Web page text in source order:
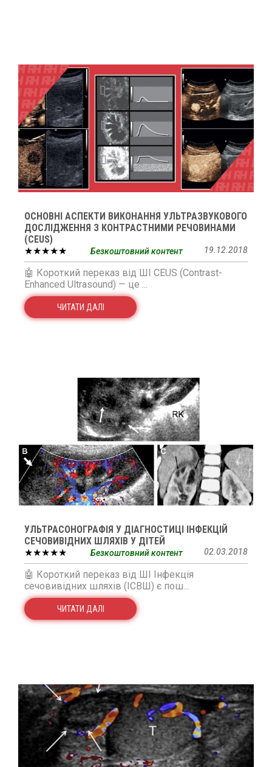
ОСНОВНІ АСПЕКТИ ВИКОНАННЯ УЛЬТРАЗВУКОВОГО
ДОСЛІДЖЕННЯ З КОНТРАСТНИМИ РЕЧОВИНАМИ
(CEUS)
★★★★★
19.12.2018
Безкоштовний контент
🤖 Короткий переказ від ШІ CEUS (Contrast-
Enhanced Ultrasound) — це ...
ЧИТАТИ ДАЛІ
УЛЬТРАСОНОГРАФІЯ У ДІАГНОСТИЦІ ІНФЕКЦІЙ
СЕЧОВИВІДНИХ ШЛЯХІВ У ДІТЕЙ
★★★★★
02.03.2018
Безкоштовний контент
🤖 Короткий переказ від ШІ Інфекція
сечовивідних шляхів (ІСВШ) є пош...
ЧИТАТИ ДАЛІ